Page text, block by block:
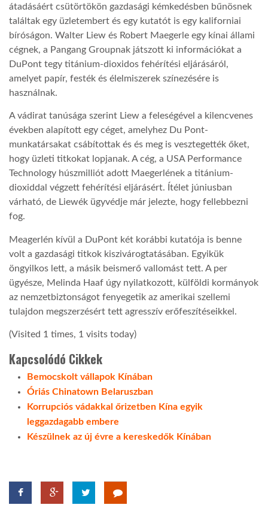
DOBRAVERO.HU
LATIMO.HU
GLOBOBOOK
átadásáért csütörtökön gazdasági kémkedésben bűnösnek
találtak egy üzletembert és egy kutatót is egy kaliforniai
bíróságon. Walter Liew és Robert Maegerle egy kínai állami
cégnek, a Pangang Groupnak játszott ki információkat a
DuPont tegy titánium-dioxidos fehérítési eljárásáról,
amelyet papír, festék és élelmiszerek színezésére is
használnak.
A vádirat tanúsága szerint Liew a feleségével a kilencvenes
években alapított egy céget, amelyhez Du Pont-
munkatársakat csábítottak és és meg is vesztegették őket,
hogy üzleti titkokat lopjanak. A cég, a USA Performance
Technology húszmilliót adott Maegerlének a titánium-
dioxiddal végzett fehérítési eljárásért. Ítélet júniusban
várható, de Liewék ügyvédje már jelezte, hogy fellebbezni
fog.
Meagerlén kívül a DuPont két korábbi kutatója is benne
volt a gazdasági titkok kiszivárogtatásában. Egyikük
öngyilkos lett, a másik beismerő vallomást tett. A per
ügyésze, Melinda Haaf úgy nyilatkozott, külföldi kormányok
az nemzetbiztonságot fenyegetik az amerikai szellemi
tulajdon megszerzésért tett agresszív erőfeszítéseikkel.
(Visited 1 times, 1 visits today)
Kapcsolódó Cikkek
Bemocskolt vállapok Kínában
Óriás Chinatown Belaruszban
Korrupciós vádakkal őrizetben Kína egyik
leggazdagabb embere
Készülnek az új évre a kereskedők Kínában